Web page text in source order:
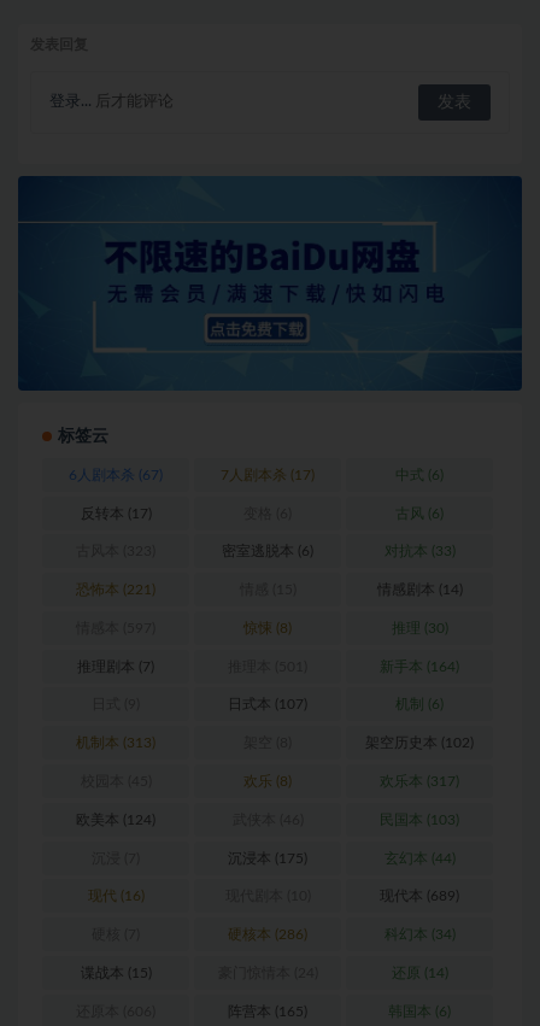
登录... 后才能评论
标签云
6人剧本杀 (67) 7人剧本杀 (17) 中式 (6)
反转本 (17) 古风 (6)
密室逃脱本 (6) 对抗本 (33)
恐怖本 (221) 情感剧本 (14)
惊悚 (8) 推理 (30)
推理剧本 (7) 新手本 (164)
日式本 (107) 机制 (6)
机制本 (313) 架空历史本 (102)
欢乐 (8) 欢乐本 (317)
欧美本 (124) 民国本 (103)
沉浸本 (175) 玄幻本 (44)
现代 (16) 现代本 (689)
硬核本 (286) 科幻本 (34)
谍战本 (15) 还原 (14)
阵营本 (165) 韩国本 (6)